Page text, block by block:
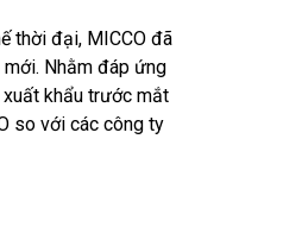
thời đại, MICCO đã
Nhằm đáp ứng
khẩu trước mắt
so với các công ty